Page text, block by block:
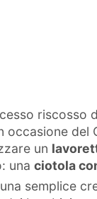
riscosso
occasione del
un
una ciotola
semplice